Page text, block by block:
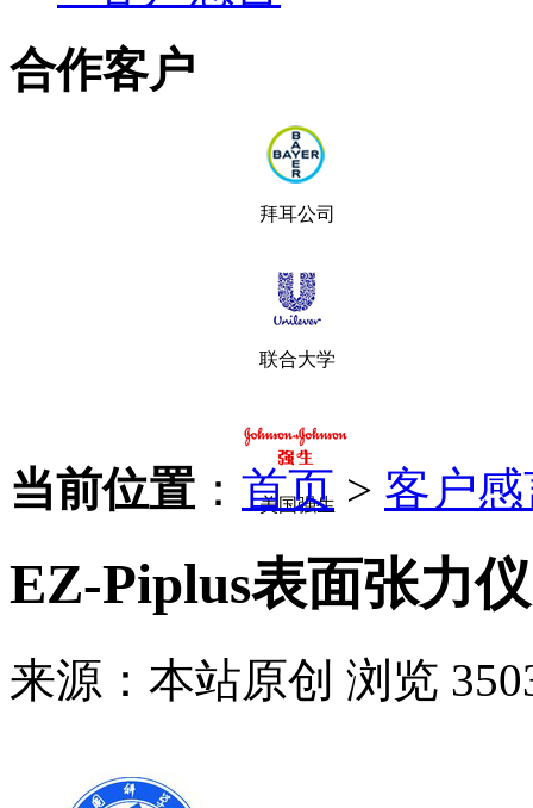
合作客户
拜耳公司
联合大学
美国强生
当前位置 ： 首页 > 客户
EZ-Piplus表面张力
来源：本站原创 浏览